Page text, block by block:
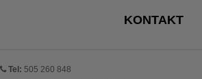
KONTAKT
Tel: 505 260 848